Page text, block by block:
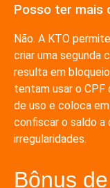
Posso ter mais
Não. A KTO
criar uma segunda
resulta em
tentam usar o CPF
de uso e coloca
confiscar o saldo
irregularidades.
Bônus